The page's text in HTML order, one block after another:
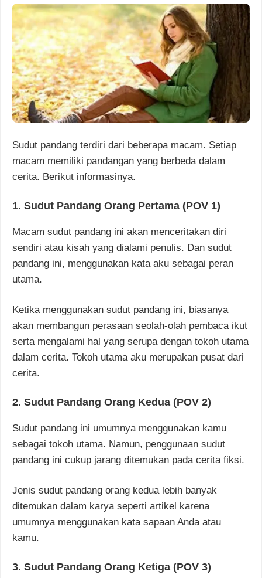
Sudut pandang terdiri dari beberapa macam. Setiap
macam memiliki pandangan yang berbeda dalam
cerita. Berikut informasinya.
1. Sudut Pandang Orang Pertama (POV 1)
Macam sudut pandang ini akan menceritakan diri
sendiri atau kisah yang dialami penulis. Dan sudut
pandang ini, menggunakan kata aku sebagai peran
utama.
Ketika menggunakan sudut pandang ini, biasanya
akan membangun perasaan seolah-olah pembaca ikut
serta mengalami hal yang serupa dengan tokoh utama
dalam cerita. Tokoh utama aku merupakan pusat dari
cerita.
2. Sudut Pandang Orang Kedua (POV 2)
Sudut pandang ini umumnya menggunakan kamu
sebagai tokoh utama. Namun, penggunaan sudut
pandang ini cukup jarang ditemukan pada cerita fiksi.
Jenis sudut pandang orang kedua lebih banyak
ditemukan dalam karya seperti artikel karena
umumnya menggunakan kata sapaan Anda atau
kamu.
3. Sudut Pandang Orang Ketiga (POV 3)